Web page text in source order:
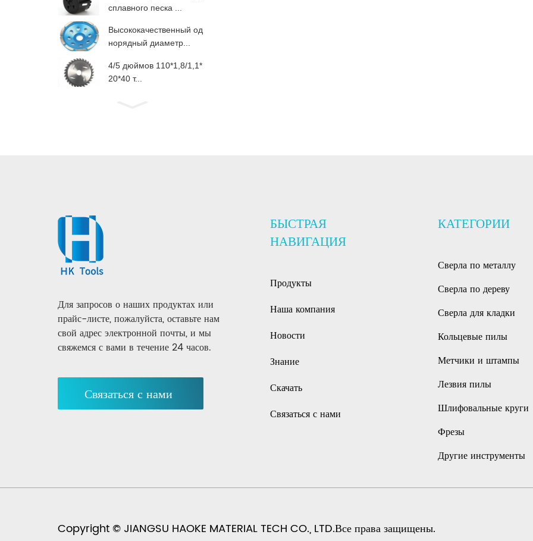
сплавного песка ...
Высококачественный од
норядный диаметр...
4/5 дюймов 110*1,8/1,1*
20*40 т...
Для запросов о наших продуктах или
прайс-листе, пожалуйста, оставьте нам
свой адрес электронной почты, и мы
свяжемся с вами в течение 24 часов.
Связаться с нами
БЫСТРАЯ
НАВИГАЦИЯ
Продукты
Наша компания
Новости
Знание
Скачать
Связаться с нами
КАТЕГОРИИ
Сверла по металлу
Сверла по дереву
Сверла для кладки
Кольцевые пилы
Метчики и штампы
Лезвия пилы
Шлифовальные круги
Фрезы
Другие инструменты
Copyright © JIANGSU HAOKE MATERIAL TECH CO., LTD.Все права защищены.